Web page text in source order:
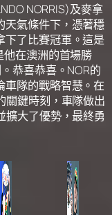
NORRIS)及麥拿
天氣條件下，憑著穩
下了比賽冠軍。這是
他在澳洲的首場勝
恭喜恭喜。NOR的
車隊的戰略智慧。在
關鍵時刻，車隊做出
擴大了優勢，最終勇